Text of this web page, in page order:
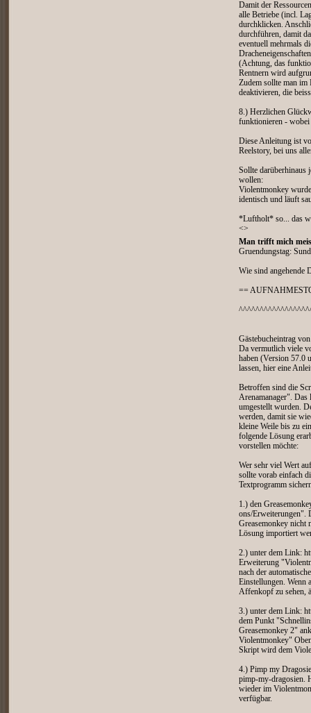
Damit der
alle Betriebe (incl.
durchklicken.
durchführen, damit
eventuell mehrmals
(Achtung, das
Rentnern wird
Zudem sollte man
deaktivieren, die
8.) Herzlichen
funktionieren - wobei
Diese Anleitung ist
Reelstory, bei uns
Sollte darüberhinaus
wollen:
Violentmonkey
identisch und läuft
*Luftholt* so... das
<>
Man trifft mich
Gruendungstag:
Wie sind angehende
==
Gästebucheintrag
Da vermutlich viele
haben (Version 57.0
lassen, hier eine
Betroffen sind die
Arenamanager". Das
umgestellt wurden.
werden, damit sie
kleine Weile bis zu
folgende Lösung
vorstellen möchte:
Wer sehr viel Wert
sollte vorab einfach
Textprogramm
1.) den
ons/Erweiterungen".
Greasemonkey nicht
Lösung importiert
2.) unter dem Link:
Erweiterung
nach der
Einstellungen. Wenn
Affenkopf zu sehen,
3.) unter dem Link:
dem Punkt
Greasemonkey 2"
Violentmonkey"
Skript wird dem
4.) Pimp my
pimp-my-dragosien.
wieder im
verfügbar.